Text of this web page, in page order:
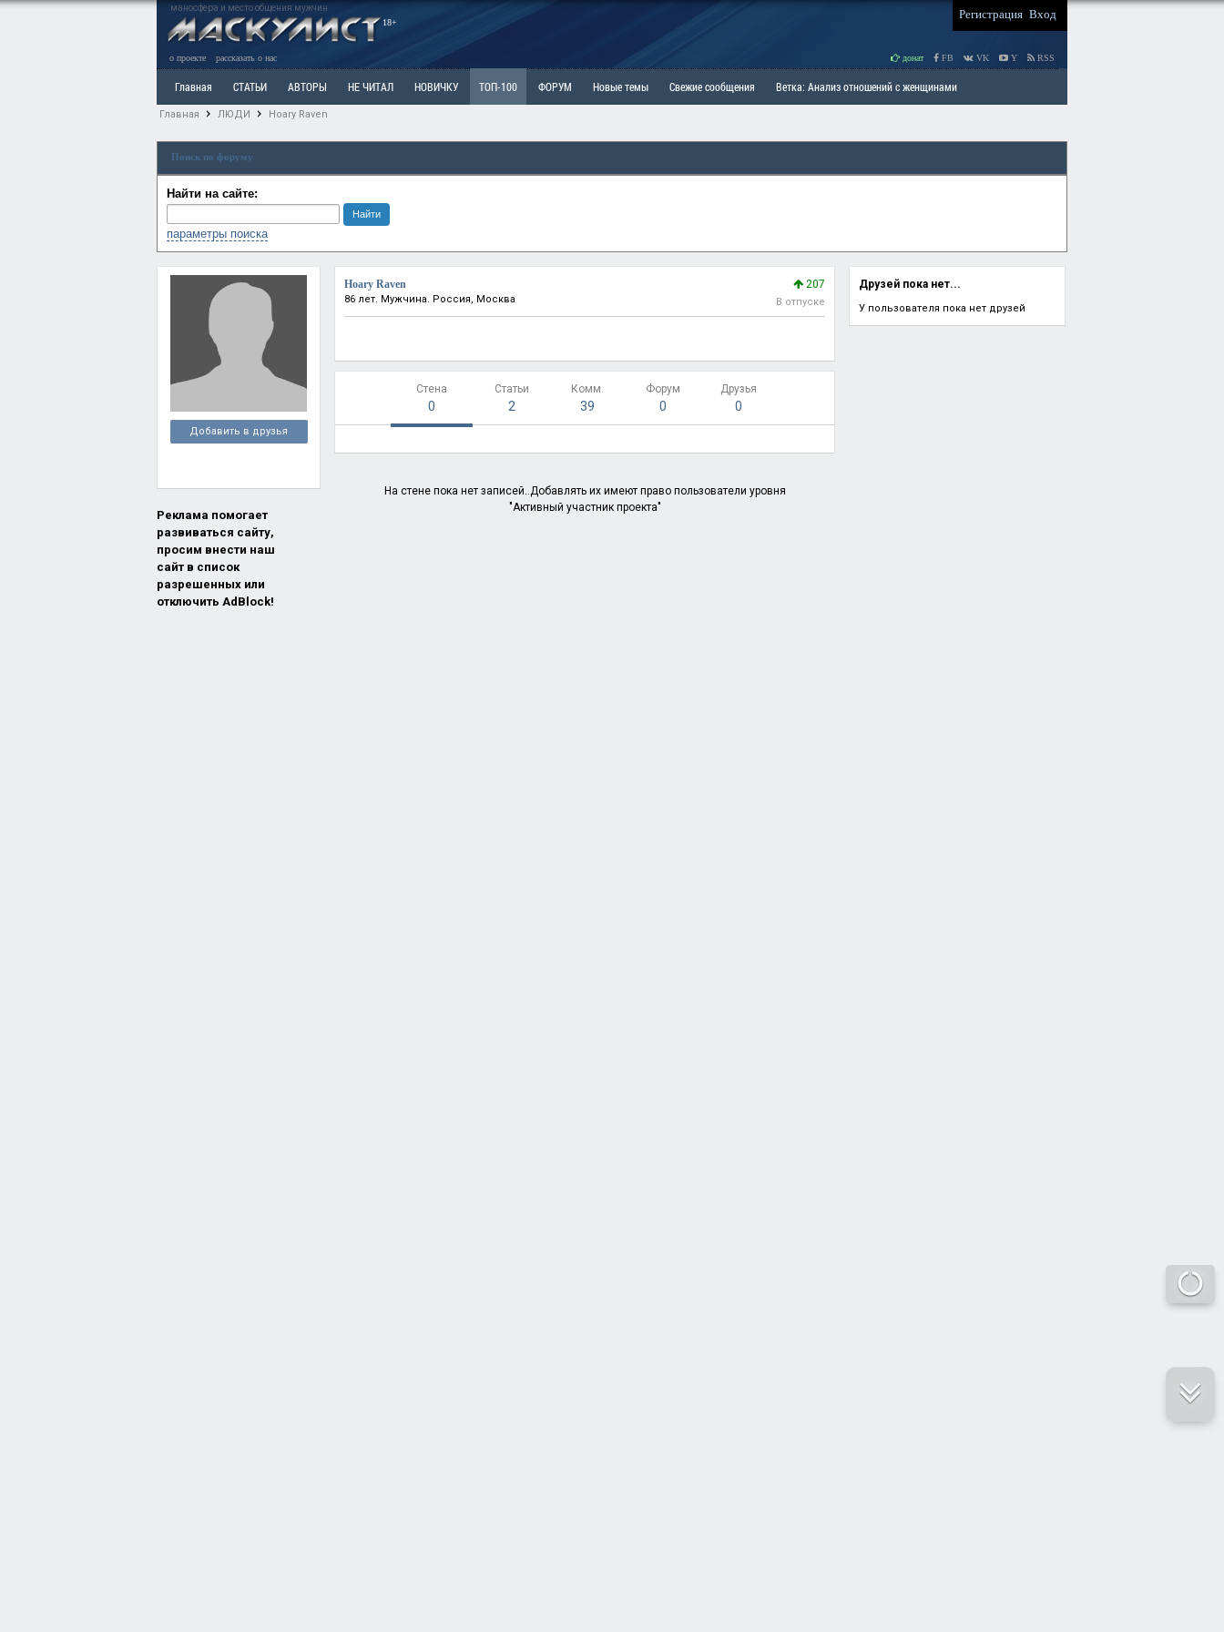
маносфера и место общения мужчин
18+
Регистрация Вход
о проекте рассказать о нас донат FB VK Y RSS
Главная СТАТЬИ АВТОРЫ НЕ ЧИТАЛ НОВИЧКУ ТОП-100 ФОРУМ Новые темы Свежие сообщения Ветка: Анализ отношений с женщинами
Ветка: Расстаюсь или Развожусь. САНЧАС
РАЗДЕЛ: Разное
Главная ЛЮДИ Hoary Raven
Поиск по форуму
Найти на сайте:
параметры поиска
Добавить в друзья
Реклама помогает
развиваться сайту,
просим внести наш
сайт в список
разрешенных или
отключить AdBlock!
Hoary Raven 207
86 лет. Мужчина. Россия, Москва В отпуске
Стена
0
Статьи
2
Комм.
39
Форум
0
Друзья
0
На стене пока нет записей..Добавлять их имеют право пользователи уровня
"Активный участник проекта"
Друзей пока нет...
У пользователя пока нет друзей